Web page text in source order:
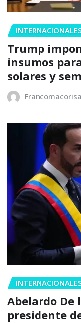
INTERNACIONALES
Trump
insumos
solares y
INTERNACIONALES
Abelardo De
presidente